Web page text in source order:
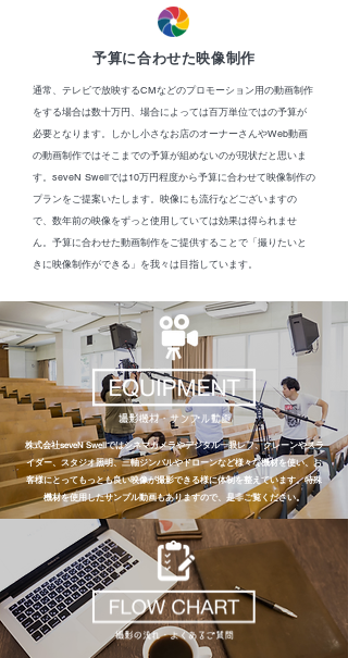
予算に合わせた映像制作
通常、テレビで放映するCMなどのプロモーション用の動画制作
をする場合は数十万円、場合によっては百万単位ではの予算が
必要となります。しかし小さなお店のオーナーさんやWeb動画
の動画制作ではそこまでの予算が組めないのが現状だと思いま
す。seveN Swellでは10万円程度から予算に合わせて映像制作の
プランをご提案いたします。映像にも流行などございますの
で、数年前の映像をずっと使用していては効果は得られませ
ん。予算に合わせた動画制作をご提供することで「撮りたいと
きに映像制作ができる」を我々は目指しています。
株式会社seveN Swellではシネマカメラやデジタル一眼レフ、クレーンやスラ
イダー、 スタジオ照明、三軸ジンバルやドローンなど様々な機材を使い、 お
客様にとってもっとも良い映像が撮影できる様に体制を整えています。特殊
機材を使用したサンプル動画もありますので、是非ご覧ください。